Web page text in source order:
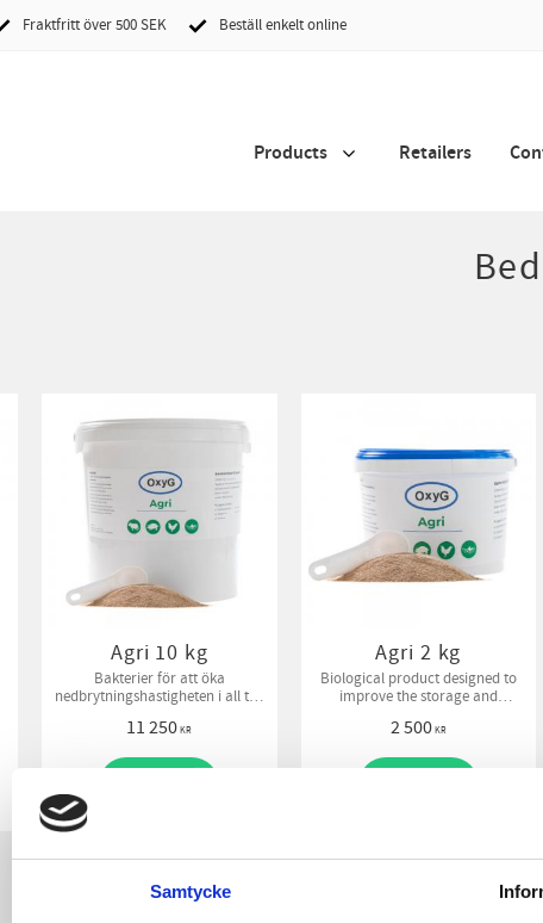
Samtycke
Fraktfritt över 500 SEK Beställ enkelt online
Products Retailers
Agri 10 kg
Bakterier för att öka
nedbrytningshastigheten i all typ
11 250KR
Agri 2 kg
Biological product designed to
improve the storage and
2 500KR